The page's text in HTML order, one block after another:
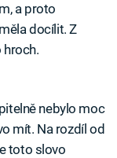
a proto
docílit. Z
hroch.
nebylo moc
mít. Na rozdíl od
toto slovo